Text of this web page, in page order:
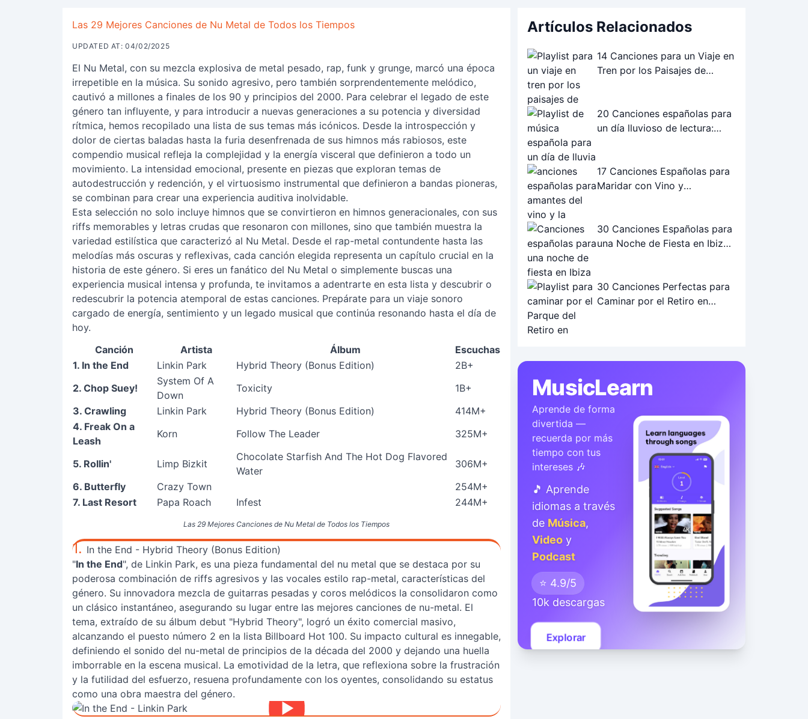
Las 29 Mejores Canciones de Nu Metal de Todos los Tiempos
UPDATED AT: 04/02/2025
El Nu Metal, con su mezcla explosiva de metal pesado, rap, funk y grunge, marcó una época
irrepetible en la música. Su sonido agresivo, pero también sorprendentemente melódico,
cautivó a millones a finales de los 90 y principios del 2000. Para celebrar el legado de este
género tan influyente, y para introducir a nuevas generaciones a su potencia y diversidad
rítmica, hemos recopilado una lista de sus temas más icónicos. Desde la introspección y
dolor de ciertas baladas hasta la furia desenfrenada de sus himnos más rabiosos, este
compendio musical refleja la complejidad y la energía visceral que definieron a todo un
movimiento. La intensidad emocional, presente en piezas que exploran temas de
autodestrucción y redención, y el virtuosismo instrumental que definieron a bandas pioneras,
se combinan para crear una experiencia auditiva inolvidable.
Esta selección no solo incluye himnos que se convirtieron en himnos generacionales, con sus
riffs memorables y letras crudas que resonaron con millones, sino que también muestra la
variedad estilística que caracterizó al Nu Metal. Desde el rap-metal contundente hasta las
melodías más oscuras y reflexivas, cada canción elegida representa un capítulo crucial en la
historia de este género. Si eres un fanático del Nu Metal o simplemente buscas una
experiencia musical intensa y profunda, te invitamos a adentrarte en esta lista y descubrir o
redescubrir la potencia atemporal de estas canciones. Prepárate para un viaje sonoro
cargado de energía, sentimiento y un legado musical que continúa resonando hasta el día de
hoy.
Las 29 Mejores Canciones de Nu Metal de Todos los Tiempos
Canción Artista Álbum
Escuchas
1. In the End
Linkin Park Hybrid Theory (Bonus Edition)
2B+
2. Chop Suey!
System Of A
Down
Toxicity
1B+
3. Crawling
Linkin Park Hybrid Theory (Bonus Edition)
414M+
4. Freak On a
Leash
Korn Follow The Leader 325M+
5. Rollin' Limp Bizkit
Chocolate Starfish And The Hot Dog Flavored
Water
306M+
6. Butterfly
Crazy Town
254M+
7. Last Resort
Papa Roach Infest 244M+
1. In the End - Hybrid Theory (Bonus Edition)
"In the End", de Linkin Park, es una pieza fundamental del nu metal que se destaca por su
poderosa combinación de riffs agresivos y las vocales estilo rap-metal, características del
género. Su innovadora mezcla de guitarras pesadas y coros melódicos la consolidaron como
un clásico instantáneo, asegurando su lugar entre las mejores canciones de nu-metal. El
tema, extraído de su álbum debut "Hybrid Theory", logró un éxito comercial masivo,
alcanzando el puesto número 2 en la lista Billboard Hot 100. Su impacto cultural es innegable,
definiendo el sonido del nu-metal de principios de la década del 2000 y dejando una huella
imborrable en la escena musical. La emotividad de la letra, que reflexiona sobre la frustración
y la futilidad del esfuerzo, resuena profundamente con los oyentes, consolidando su estatus
como una obra maestra del género.
Artículos Relacionados
14 Canciones para un Viaje en
Tren por los Paisajes de
20 Canciones españolas para
un día lluvioso de lectura:
17 Canciones Españolas para
Maridar con Vino y
30 Canciones Españolas para
una Noche de Fiesta en Ibiza:
30 Canciones Perfectas para
Caminar por el Retiro en
MusicLearn
Aprende de forma
divertida —
recuerda por más
tiempo con tus
intereses 🎶
🎵 Aprende
idiomas a través
de Música,
Video y
Podcast
⭐ 4.9/5
10k descargas
Explorar